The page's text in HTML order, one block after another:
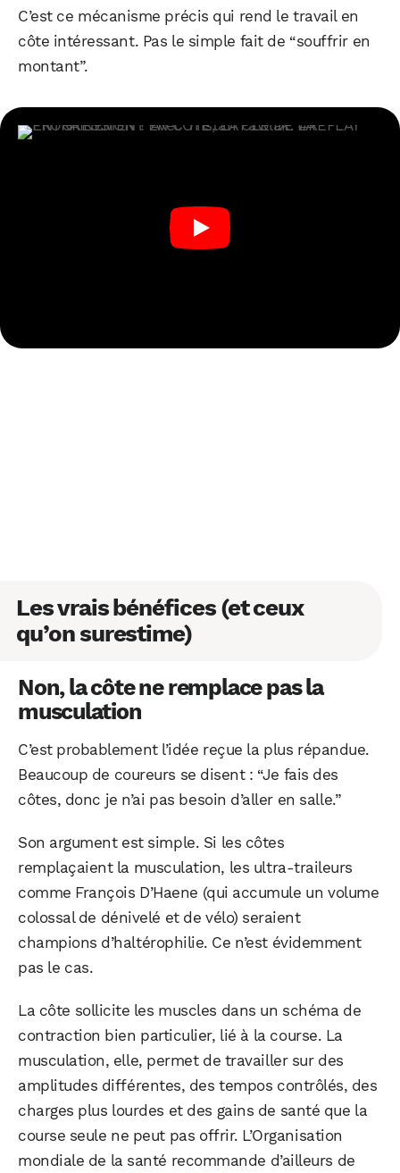
C’est ce mécanisme précis qui rend le travail en
côte intéressant. Pas le simple fait de “souffrir en
montant”.
Les vrais bénéfices (et ceux
qu’on surestime)
Non, la côte ne remplace pas la
musculation
C’est probablement l’idée reçue la plus répandue.
Beaucoup de coureurs se disent : “Je fais des
côtes, donc je n’ai pas besoin d’aller en salle.”
Son argument est simple. Si les côtes
remplaçaient la musculation, les ultra-traileurs
comme François D’Haene (qui accumule un volume
colossal de dénivelé et de vélo) seraient
champions d’haltérophilie. Ce n’est évidemment
pas le cas.
La côte sollicite les muscles dans un schéma de
contraction bien particulier, lié à la course. La
musculation, elle, permet de travailler sur des
amplitudes différentes, des tempos contrôlés, des
charges plus lourdes et des gains de santé que la
course seule ne peut pas offrir. L’Organisation
mondiale de la santé recommande d’ailleurs de